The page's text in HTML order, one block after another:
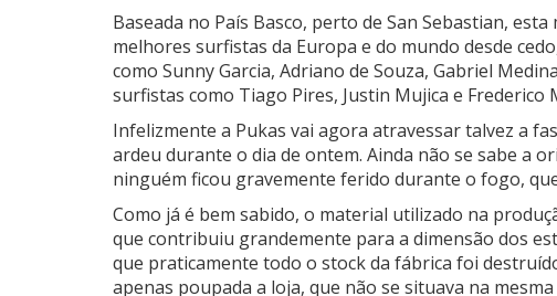
Baseada no País Basco, perto de San Sebastian,
melhores surfistas da Europa e do mundo desde
como Sunny Garcia, Adriano de Souza, Gabriel
surfistas como Tiago Pires, Justin Mujica e Frederico
Infelizmente a Pukas vai agora atravessar talvez a
ardeu durante o dia de ontem. Ainda não se sabe a
ninguém ficou gravemente ferido durante o fogo,
Como já é bem sabido, o material utilizado na
que contribuiu grandemente para a dimensão dos
que praticamente todo o stock da fábrica foi
apenas poupada a loja, que não se situava na mesma